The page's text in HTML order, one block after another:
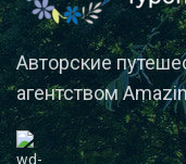
Авторские
агентством